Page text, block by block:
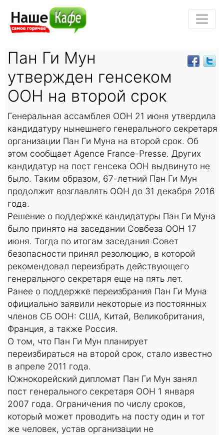
Пан Ги Мун
утвержден генсеком
ООН на второй срок
Генеральная ассамблея ООН 21 июня утвердила
кандидатуру нынешнего генерального секретаря
организации Пан Ги Муна на второй срок. Об
этом сообщает Agence France-Presse. Других
кандидатур на пост генсека ООН выдвинуто не
было. Таким образом, 67-летний Пан Ги Мун
продолжит возглавлять ООН до 31 декабря 2016
года.
Решение о поддержке кандидатуры Пан Ги Муна
было принято на заседании Совбеза ООН 17
июня. Тогда по итогам заседания Совет
безопасности принял резолюцию, в которой
рекомендовал переизбрать действующего
генерального секретаря еще на пять лет.
Ранее о поддержке переизбрания Пан Ги Муна
официально заявили некоторые из постоянных
членов СБ ООН: США, Китай, Великобритания,
Франция, а также Россия.
О том, что Пан Ги Мун планирует
переизбираться на второй срок, стало известно
в апреле 2011 года.
Южнокорейский дипломат Пан Ги Мун занял
пост генерального секретаря ООН 1 января
2007 года. Ограничения по числу сроков,
который может проводить на посту один и тот
же человек, устав организации не